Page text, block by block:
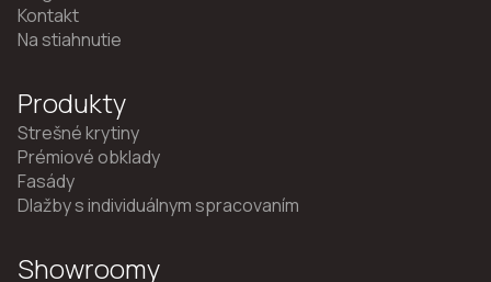
Kontakt
Na stiahnutie
Produkty
Strešné krytiny
Prémiové obklady
Fasády
Dlažby s individuálnym spracovaním
Showroomy